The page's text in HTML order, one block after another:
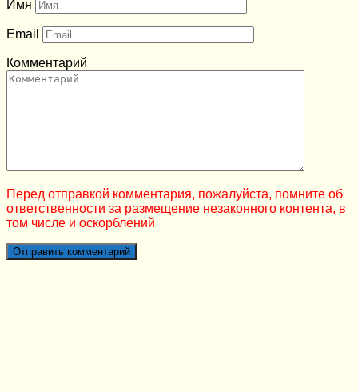
Имя
Email
Комментарий
Перед отправкой комментария, пожалуйста, помните об
ответственности за размещение незаконного контента, в
том числе и оскорблений